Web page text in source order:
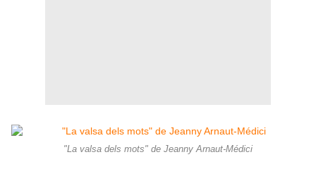
"La valsa dels mots" de Jeanny Arnaut-Médici